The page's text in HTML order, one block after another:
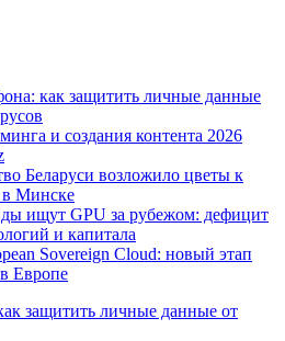
как защитить личные данные
и создания контента 2026
Беларуси возложило цветы к
Минске
ищут GPU за рубежом: дефицит
и капитала
Sovereign Cloud: новый этап
Европе
защитить личные данные от